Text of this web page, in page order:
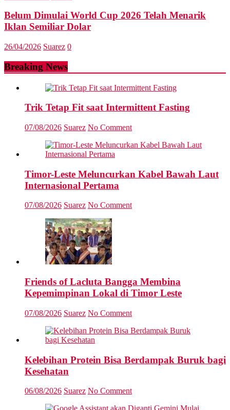
Belum Dimulai World Cup 2026 Telah Menarik
Iklan Semiliar Dolar
26/04/2026 Suarez 0
Breaking News
Trik Tetap Fit saat Intermittent Fasting
07/08/2026 Suarez No Comment
Timor-Leste Meluncurkan Kabel Bawah Laut
Internasional Pertama
07/08/2026 Suarez No Comment
Friends of Lacluta Bangga Membina
Kepemimpinan Lokal di Timor Leste
07/08/2026 Suarez No Comment
Kelebihan Protein Bisa Berdampak Buruk bagi
Kesehatan
06/08/2026 Suarez No Comment